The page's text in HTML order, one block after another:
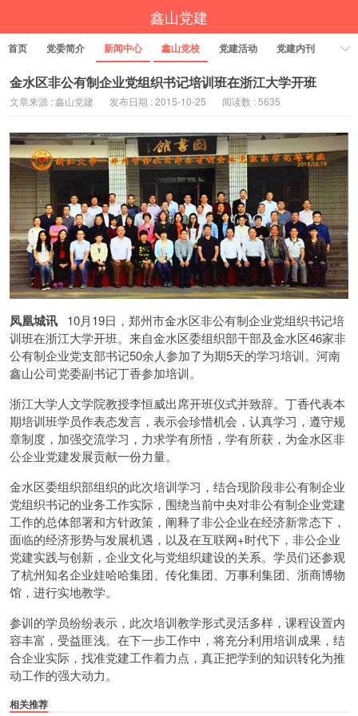
鑫山党建
首页 党委简介 新闻中心 鑫山党校 党建活动 党建内刊
金水区非公有制企业党组织书记培训班在浙江大学开班
文章来源 : 鑫山党建 发布日期 : 2015-10-25 阅读数 : 5635
凤凰城讯 10月19日，郑州市金水区非公有制企业党组织书记培
训班在浙江大学开班。来自金水区委组织部干部及金水区46家非
公有制企业党支部书记50余人参加了为期5天的学习培训。河南
鑫山公司党委副书记丁香参加培训。
浙江大学人文学院教授李恒威出席开班仪式并致辞。丁香代表本
期培训班学员作表态发言，表示会珍惜机会，认真学习，遵守规
章制度，加强交流学习，力求学有所悟，学有所获，为金水区非
公企业党建发展贡献一份力量。
金水区委组织部组织的此次培训学习，结合现阶段非公有制企业
党组织书记的业务工作实际，围绕当前中央对非公有制企业党建
工作的总体部署和方针政策，阐释了非公企业在经济新常态下，
面临的经济形势与发展机遇，以及在互联网+时代下，非公企业
党建实践与创新，企业文化与党组织建设的关系。学员们还参观
了杭州知名企业娃哈哈集团、传化集团、万事利集团、浙商博物
馆，进行实地教学。
参训的学员纷纷表示，此次培训教学形式灵活多样，课程设置内
容丰富，受益匪浅。在下一步工作中，将充分利用培训成果，结
合企业实际，找准党建工作着力点，真正把学到的知识转化为推
动工作的强大动力。
相关推荐